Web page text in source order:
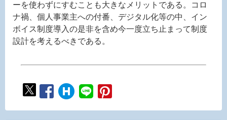
ーを使わずにすむことも大きなメリットである。コロ
ナ禍、個人事業主への付番、デジタル化等の中、イン
ボイス制度導入の是非を含め今一度立ち止まって制度
設計を考えるべきである。